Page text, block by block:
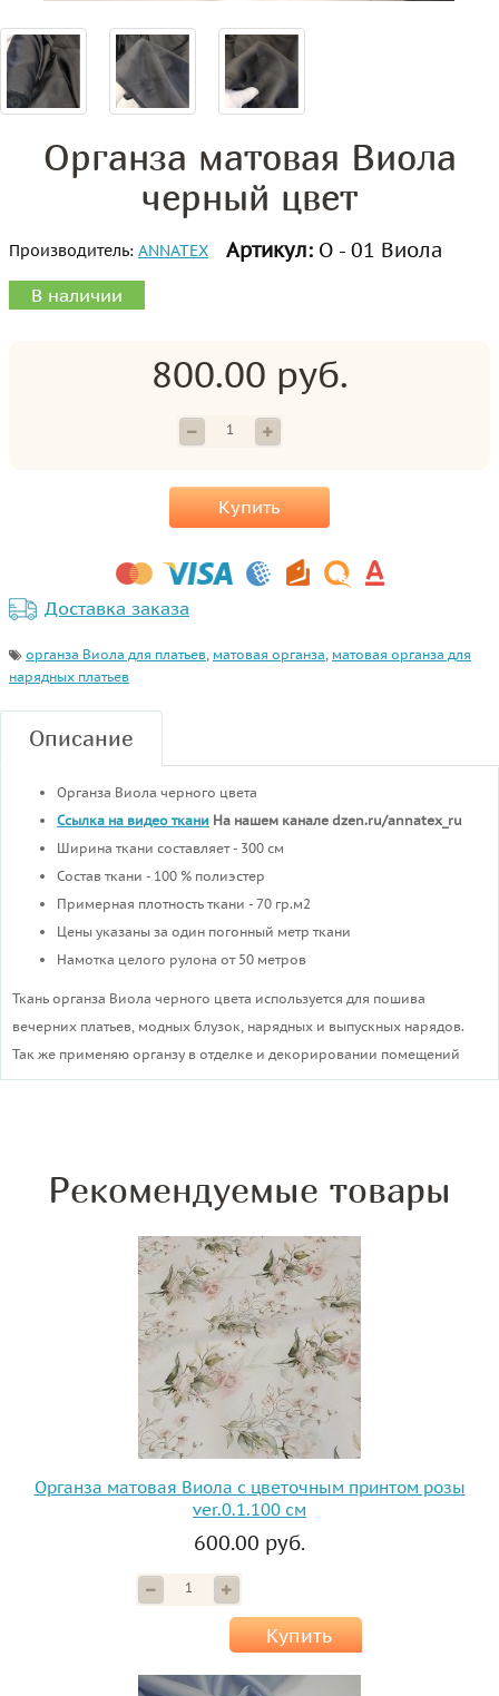
Органза матовая Виола
черный цвет
Производитель: ANNATEX Артикул: О - 01 Виола
В наличии
800.00 руб.
Купить
Доставка заказа
органза Виола для платьев, матовая органза, матовая органза для
нарядных платьев
Описание
Органза Виола черного цвета
Ссылка на видео ткани На нашем канале dzen.ru/annatex_ru
Ширина ткани составляет - 300 см
Состав ткани - 100 % полиэстер
Примерная плотность ткани - 70 гр.м2
Цены указаны за один погонный метр ткани
Намотка целого рулона от 50 метров
Ткань органза Виола черного цвета используется для пошива
вечерних платьев, модных блузок, нарядных и выпускных нарядов.
Так же применяю органзу в отделке и декорировании помещений
Рекомендуемые товары
Органза матовая Виола с цветочным принтом розы
ver.0.1.100 см
600.00 руб.
Купить